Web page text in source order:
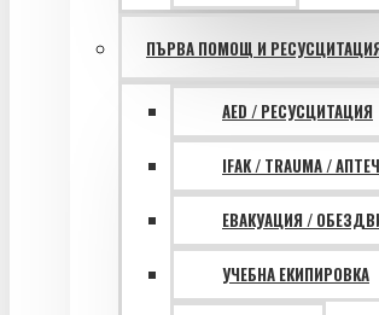
ПЪРВА ПОМОЩ И
AED / РЕСУСЦИТАЦИЯ
IFAK / TRAUMA /
ЕВАКУАЦИЯ /
УЧЕБНА ЕКИПИРОВКА